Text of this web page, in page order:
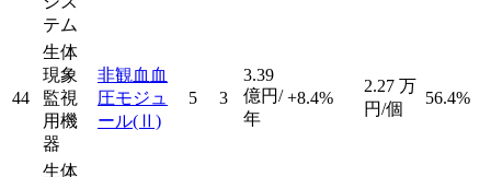
テム
44
生体
現象
監視
用機
器
非観血血
圧モジュ
ール(Ⅱ)
5 3
3.39
億円/
年
+8.4%
2.27 万
円/個
56.4%
生体